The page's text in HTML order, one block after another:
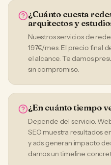
¿Cuánto cuesta
arquitectos y
Nuestros servicios de
197€/mes. El precio final
el alcance. Te damos
sin compromiso.
¿En cuánto tiempo
Depende del servicio.
SEO muestra resultados
y ads generan impacto
damos un timeline